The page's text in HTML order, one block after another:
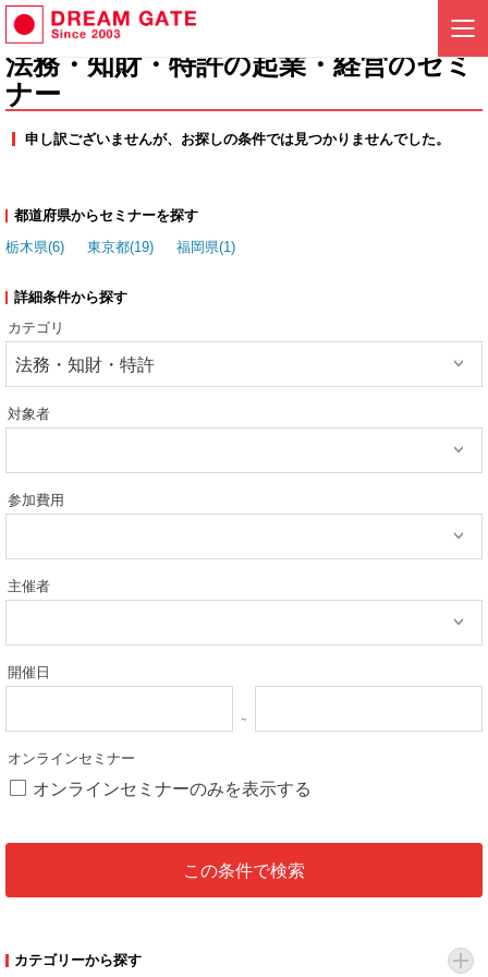
法務・知財・特許の起業・経営のセミ
ナー
申し訳ございませんが、お探しの条件では見つかりませんでした。
都道府県からセミナーを探す
栃木県(6) 東京都(19) 福岡県(1)
詳細条件から探す
カテゴリ
法務・知財・特許
対象者
参加費用
主催者
開催日
オンラインセミナー
オンラインセミナーのみを表示する
カテゴリーから探す